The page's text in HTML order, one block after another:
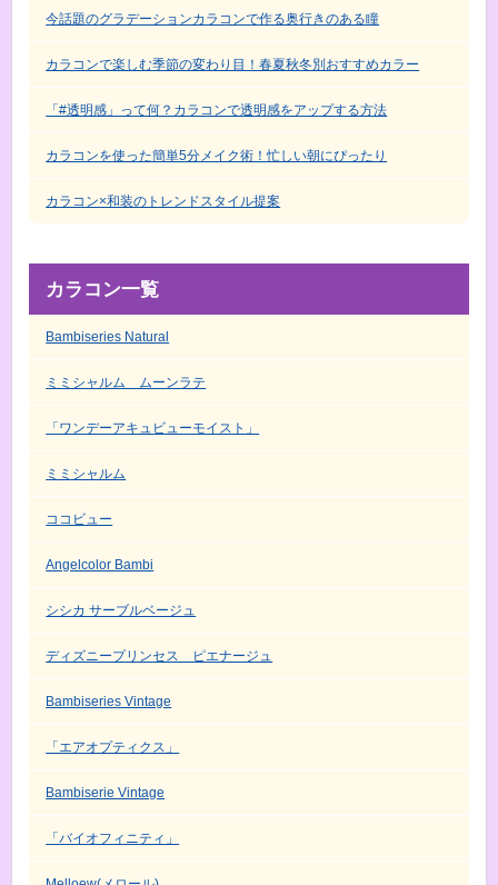
今話題のグラデーションカラコンで作る奥行きのある瞳
カラコンで楽しむ季節の変わり目！春夏秋冬別おすすめカラー
「#透明感」って何？カラコンで透明感をアップする方法
カラコンを使った簡単5分メイク術！忙しい朝にぴったり
カラコン×和装のトレンドスタイル提案
カラコン一覧
Bambiseries Natural
ミミシャルム ムーンラテ
「ワンデーアキュビューモイスト」
ミミシャルム
ココビュー
Angelcolor Bambi
シシカ サーブルベージュ
ディズニープリンセス ピエナージュ
Bambiseries Vintage
「エアオプティクス」
Bambiserie Vintage
「バイオフィニティ」